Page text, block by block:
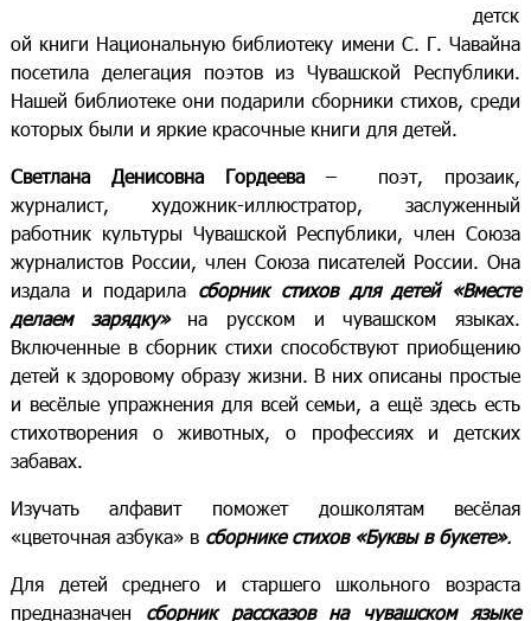
детск
ой книги Национальную библиотеку имени С. Г. Чавайна
посетила делегация поэтов из Чувашской Республики.
Нашей библиотеке они подарили сборники стихов, среди
которых были и яркие красочные книги для детей.
Светлана Денисовна Гордеева– поэт, прозаик,
журналист, художник-иллюстратор, заслуженный
работник культуры Чувашской Республики, член Союза
журналистов России, член Союза писателей России. Она
издала и подарила сборник стихов для детей «Вместе
делаем зарядку»на русском и чувашском языках.
Включенные в сборник стихи способствуют приобщению
детей к здоровому образу жизни. В них описаны простые
и весёлые упражнения для всей семьи, а ещё здесь есть
стихотворения о животных, о профессиях и детских
забавах.
Изучать алфавит поможет дошколятам весёлая
«цветочная азбука» в сборнике стихов «Буквы в букете».
Для детей среднего и старшего школьного возраста
предназначен сборник рассказов на чувашском языке